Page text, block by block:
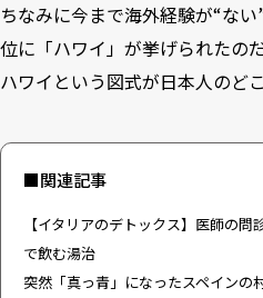
ちなみに今まで海外経験が“な
位に「ハワイ」が挙げられたの
ハワイという図式が日本人のど
■関連記事
【イタリアのデトックス】医師の
で飲む湯治
突然「真っ青」になったスペインの